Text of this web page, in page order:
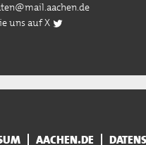
uns auf X
AACHEN.DE